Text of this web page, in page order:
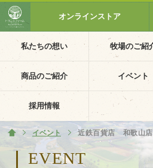
私たちの想い 牧場のご紹
商品のご紹介 イベント
採用情報
オンラインストア
EVENT
ホーム
イベント 近鉄百貨店 和歌山
ホーム
私たちの想い
PV動画
イベントカレンダー
イベント一覧